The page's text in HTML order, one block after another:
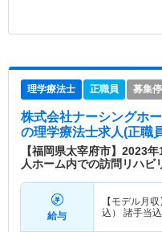
理学療法士 正職員 募集
株式会社ナーシングホ
の理学療法士求人(正職
【福岡県太宰府市】2023
人ホーム内での訪問リハビ
給与
【モデル月収
込） 諸手当込